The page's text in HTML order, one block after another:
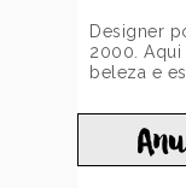
Designer
2000.
beleza e